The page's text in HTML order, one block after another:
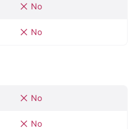
No
No
No
No